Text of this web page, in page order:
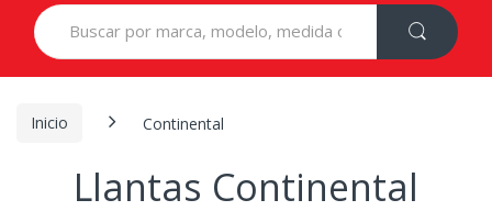
Search
for:
Inicio Continental
Llantas Continental